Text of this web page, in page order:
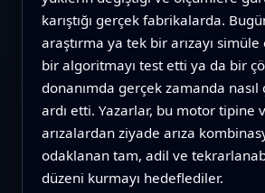
karıştığı gerçek fabrikalarda.
araştırma ya tek bir arızayı simüle
bir algoritmayı test etti ya da bir
donanımda gerçek zamanda nasıl
ardı etti. Yazarlar, bu motor tipine
arızalardan ziyade arıza
odaklanan tam, adil ve
düzeni kurmayı hedeflediler.